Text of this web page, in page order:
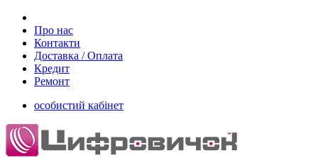
Про нас
Контакти
Доставка / Оплата
Кредит
Ремонт
особистий кабінет